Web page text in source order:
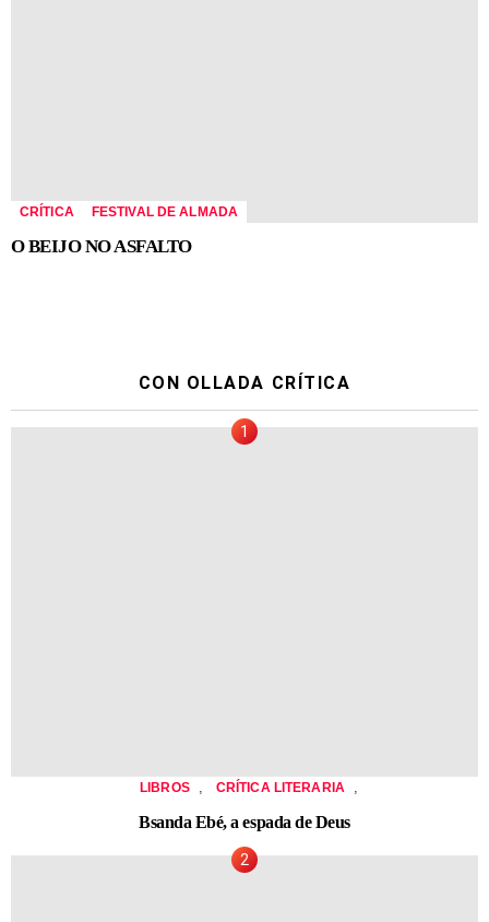
CRÍTICA FESTIVAL DE ALMADA
O BEIJO NO ASFALTO
CON OLLADA CRÍTICA
LIBROS CRÍTICA LITERARIA
Bsanda Ebé, a espada de Deus